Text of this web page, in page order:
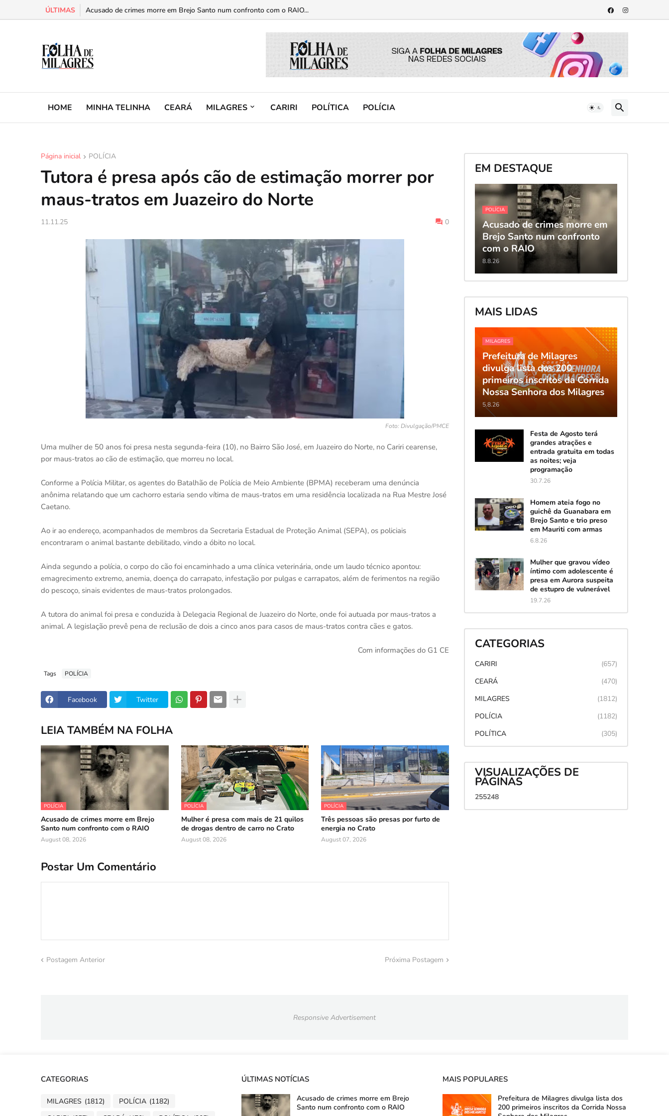
ÚLTIMAS Acusado de crimes morre em Brejo Santo num confronto com o RAIO...
Mulher é presa com mais de 21 quilos de drogas dentro de carro no Crato...
HOME MINHA TELINHA CEARÁ MILAGRES CARIRI POLÍTICA POLÍCIA
Página inicial POLÍCIA
Tutora é presa após cão de estimação morrer por
maus-tratos em Juazeiro do Norte
11.11.25 0
Foto: Divulgação/PMCE
Uma mulher de 50 anos foi presa nesta segunda-feira (10), no Bairro São José, em Juazeiro do Norte, no Cariri cearense,
por maus-tratos ao cão de estimação, que morreu no local.
Conforme a Polícia Militar, os agentes do Batalhão de Polícia de Meio Ambiente (BPMA) receberam uma denúncia
anônima relatando que um cachorro estaria sendo vítima de maus-tratos em uma residência localizada na Rua Mestre José
Caetano.
Ao ir ao endereço, acompanhados de membros da Secretaria Estadual de Proteção Animal (SEPA), os policiais
encontraram o animal bastante debilitado, vindo a óbito no local.
Ainda segundo a polícia, o corpo do cão foi encaminhado a uma clínica veterinária, onde um laudo técnico apontou:
emagrecimento extremo, anemia, doença do carrapato, infestação por pulgas e carrapatos, além de ferimentos na região
do pescoço, sinais evidentes de maus-tratos prolongados.
A tutora do animal foi presa e conduzida à Delegacia Regional de Juazeiro do Norte, onde foi autuada por maus-tratos a
animal. A legislação prevê pena de reclusão de dois a cinco anos para casos de maus-tratos contra cães e gatos.
Com informações do G1 CE
Tags POLÍCIA
Facebook Twitter
LEIA TAMBÉM NA FOLHA
POLÍCIA
Acusado de crimes morre em Brejo
Santo num confronto com o RAIO
August 08, 2026
POLÍCIA
Mulher é presa com mais de 21 quilos
de drogas dentro de carro no Crato
August 08, 2026
POLÍCIA
Três pessoas são presas por furto de
energia no Crato
August 07, 2026
Postar Um Comentário
Postagem Anterior Próxima Postagem
EM DESTAQUE
POLÍCIA
Acusado de crimes morre em
Brejo Santo num confronto
com o RAIO
8.8.26
MAIS LIDAS
MILAGRES
Prefeitura de Milagres
divulga lista dos 200
primeiros inscritos da Corrida
Nossa Senhora dos Milagres
5.8.26
Festa de Agosto terá
grandes atrações e
entrada gratuita em todas
as noites; veja
programação
30.7.26
Homem ateia fogo no
guichê da Guanabara em
Brejo Santo e trio preso
em Mauriti com armas
6.8.26
Mulher que gravou vídeo
íntimo com adolescente é
presa em Aurora suspeita
de estupro de vulnerável
19.7.26
CATEGORIAS
CARIRI
(657)
CEARÁ
(470)
MILAGRES
(1812)
POLÍCIA
(1182)
POLÍTICA
(305)
VISUALIZAÇÕES DE
PÁGINAS
255248
Responsive Advertisement
CATEGORIAS
MILAGRES (1812) POLÍCIA (1182)
ÚLTIMAS NOTÍCIAS
Acusado de crimes morre em Brejo
Santo num confronto com o RAIO
MAIS POPULARES
Prefeitura de Milagres divulga lista dos
200 primeiros inscritos da Corrida Nossa